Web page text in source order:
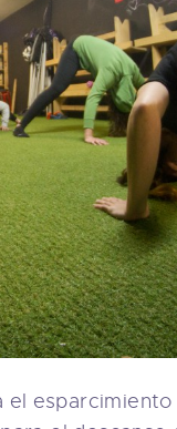
el esparcimiento